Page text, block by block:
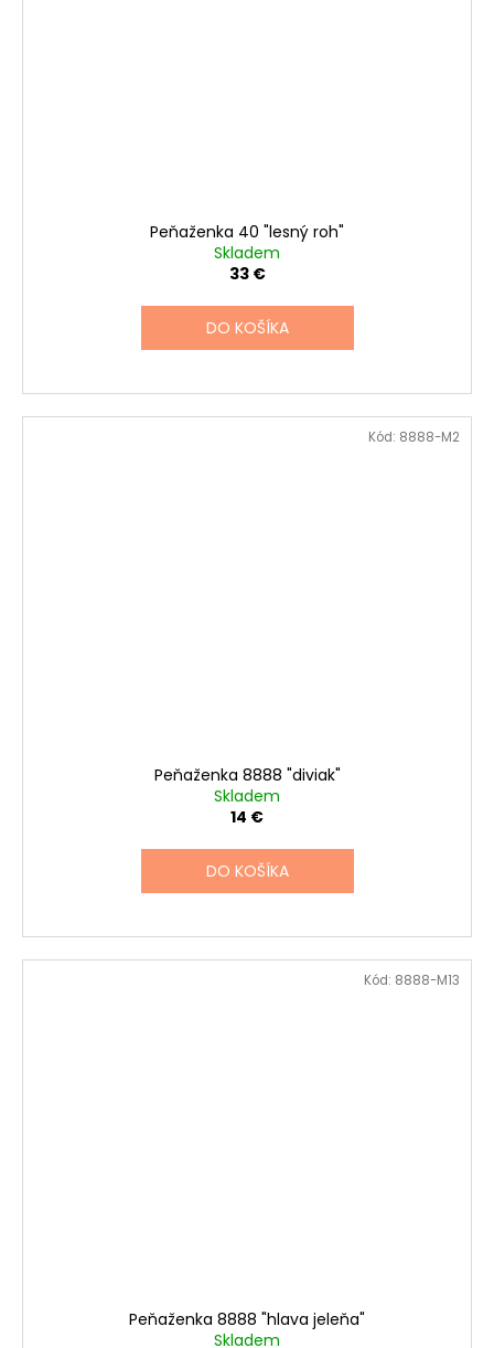
Peňaženka 40 "lesný roh"
Skladem
33 €
DO KOŠÍKA
Peňaženka 8888 "diviak"
Skladem
14 €
DO KOŠÍKA
Kód: 8888-M2
Peňaženka 8888 "hlava jeleňa"
Skladem
Kód: 8888-M13